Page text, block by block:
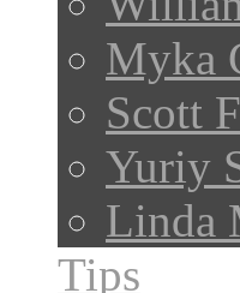
Myka
Scott
Yuriy
Linda
Tips